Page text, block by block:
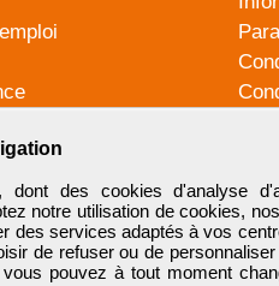
des cookies d'analyse
notre utilisation de cookies, nos
des services adaptés à vos
de refuser ou de
pouvez à tout moment